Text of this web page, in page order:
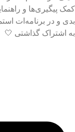
پیگیری‌ها و
و در برنامه‌ات
اشتراک گذاشتی 🤍